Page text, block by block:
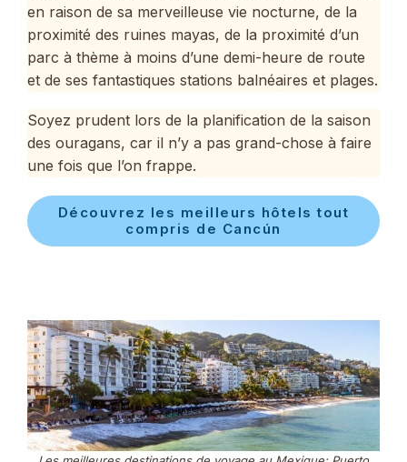
en raison de sa merveilleuse vie nocturne, de la
proximité des ruines mayas, de la proximité d’un
parc à thème à moins d’une demi-heure de route
et de ses fantastiques stations balnéaires et plages.
Soyez prudent lors de la planification de la saison
des ouragans, car il n’y a pas grand-chose à faire
une fois que l’on frappe.
Découvrez les meilleurs hôtels tout
compris de Cancún